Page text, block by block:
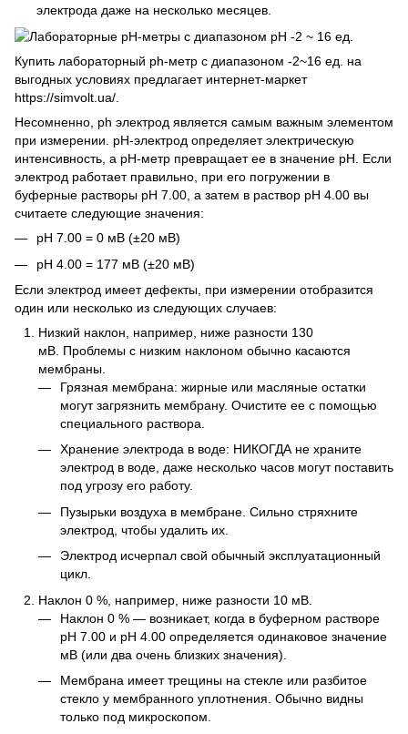
электрода даже на несколько месяцев.
Купить лабораторный ph-метр с диапазоном -2~16 ед. на
выгодных условиях предлагает интернет-маркет
https://simvolt.ua/.
Несомненно, ph электрод является самым важным элементом
при измерении. pH-электрод определяет электрическую
интенсивность, а pH-метр превращает ее в значение pH. Если
электрод работает правильно, при его погружении в
буферные растворы pH 7.00, а затем в раствор pH 4.00 вы
считаете следующие значения:
pH 7.00 = 0 мВ (±20 мВ)
pH 4.00 = 177 мВ (±20 мВ)
Если электрод имеет дефекты, при измерении отобразится
один или несколько из следующих случаев:
Низкий наклон, например, ниже разности 130
мВ. Проблемы с низким наклоном обычно касаются
мембраны.
Грязная мембрана: жирные или масляные остатки
могут загрязнить мембрану. Очистите ее с помощью
специального раствора.
Хранение электрода в воде: НИКОГДА не храните
электрод в воде, даже несколько часов могут поставить
под угрозу его работу.
Пузырьки воздуха в мембране. Сильно стряхните
электрод, чтобы удалить их.
Электрод исчерпал свой обычный эксплуатационный
цикл.
Наклон 0 %, например, ниже разности 10 мВ.
Наклон 0 % — возникает, когда в буферном растворе
pH 7.00 и pH 4.00 определяется одинаковое значение
мВ (или два очень близких значения).
Мембрана имеет трещины на стекле или разбитое
стекло у мембранного уплотнения. Обычно видны
только под микроскопом.